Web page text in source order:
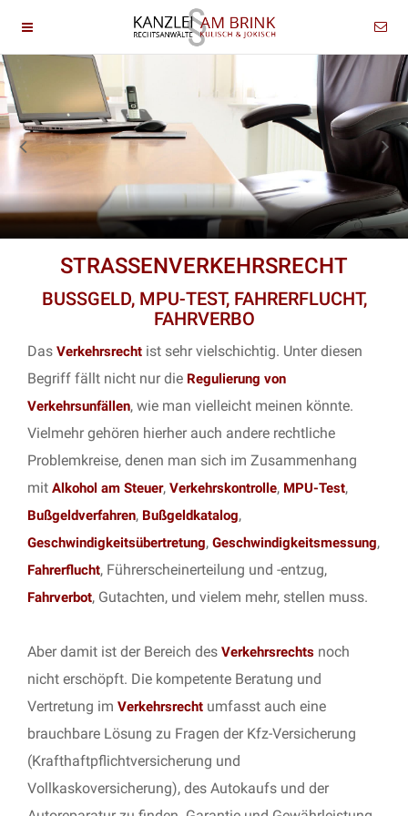
STRASSENVERKEHRSRECHT
BUSSGELD, MPU-TEST, FAHRERFLUCHT,
FAHRVERBO
Das Verkehrsrecht ist sehr vielschichtig. Unter diesen
Begriff fällt nicht nur die Regulierung von
Verkehrsunfällen, wie man vielleicht meinen könnte.
Vielmehr gehören hierher auch andere rechtliche
Problemkreise, denen man sich im Zusammenhang
mit Alkohol am Steuer, Verkehrskontrolle, MPU-Test,
Bußgeldverfahren, Bußgeldkatalog,
Geschwindigkeitsübertretung, Geschwindigkeitsmessung,
Fahrerflucht, Führerscheinerteilung und -entzug,
Fahrverbot, Gutachten, und vielem mehr, stellen muss.
Aber damit ist der Bereich des Verkehrsrechts noch
nicht erschöpft. Die kompetente Beratung und
Vertretung im Verkehrsrecht umfasst auch eine
brauchbare Lösung zu Fragen der Kfz-Versicherung
(Krafthaftpflichtversicherung und
Vollkaskoversicherung), des Autokaufs und der